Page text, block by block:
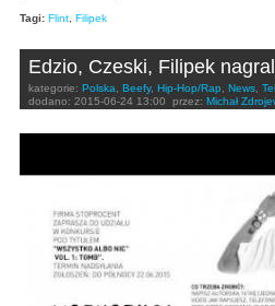
Tagi: Flint, Filipek
Edzio, Czeski, Filipek
kategorie: Polska, Beefy, Hip-Hop/Rap, News,
dodano: 2015-06-24 13:00 przez: Michał